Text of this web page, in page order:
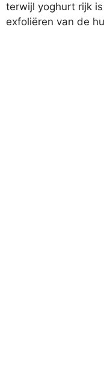
terwijl yoghurt rijk
exfoliëren van de